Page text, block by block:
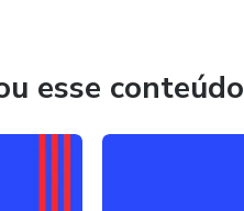
esse conteúdo